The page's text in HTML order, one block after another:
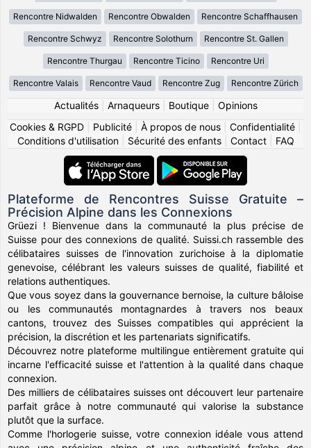
Rencontre Nidwalden Rencontre Obwalden Rencontre Schaffhausen
Rencontre Schwyz Rencontre Solothurn Rencontre St. Gallen
Rencontre Thurgau Rencontre Ticino Rencontre Uri
Rencontre Valais Rencontre Vaud Rencontre Zug Rencontre Zürich
Actualités| Arnaqueurs| Boutique| Opinions
Cookies & RGPD
Publicité À propos de nous Confidentialité
Conditions d'utilisation| Sécurité des enfants| Contact| FAQ
Plateforme de Rencontres Suisse Gratuite –
Précision Alpine dans les Connexions
Grüezi ! Bienvenue dans la communauté la plus précise de
Suisse pour des connexions de qualité. Suissi.ch rassemble des
célibataires suisses de l'innovation zurichoise à la diplomatie
genevoise, célébrant les valeurs suisses de qualité, fiabilité et
relations authentiques.
Que vous soyez dans la gouvernance bernoise, la culture bâloise
ou les communautés montagnardes à travers nos beaux
cantons, trouvez des Suisses compatibles qui apprécient la
précision, la discrétion et les partenariats significatifs.
Découvrez notre plateforme multilingue entièrement gratuite qui
incarne l'efficacité suisse et l'attention à la qualité dans chaque
connexion.
Des milliers de célibataires suisses ont découvert leur partenaire
parfait grâce à notre communauté qui valorise la substance
plutôt que la surface.
Comme l'horlogerie suisse, votre connexion idéale vous attend